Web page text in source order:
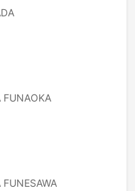
FUNAOKA
FUNESAWA